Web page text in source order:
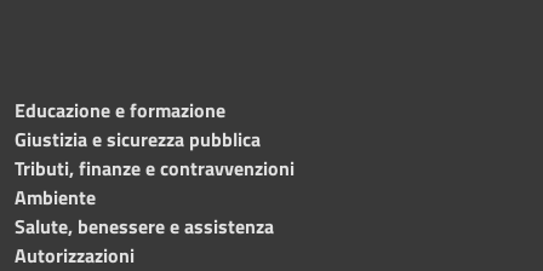
Educazione e formazione
Giustizia e sicurezza pubblica
Tributi, finanze e contravvenzioni
Ambiente
Salute, benessere e assistenza
Autorizzazioni